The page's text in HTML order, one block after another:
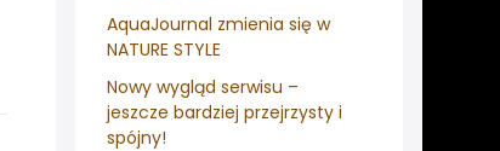
AquaJournal zmienia się w
NATURE STYLE
Nowy wygląd serwisu –
jeszcze bardziej przejrzysty i
spójny!